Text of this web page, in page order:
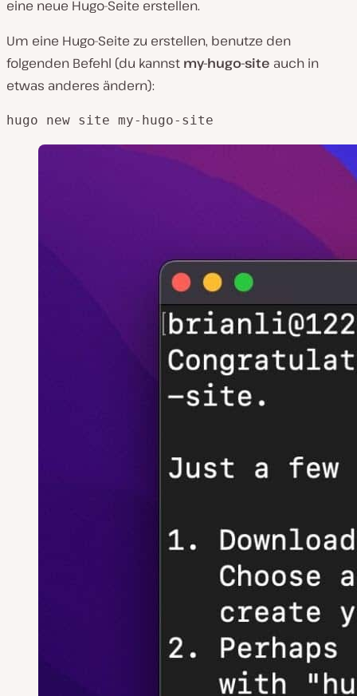
eine neue Hugo-Seite erstellen.
Um eine Hugo-Seite zu erstellen, benutze den
folgenden Befehl (du kannst my-hugo-site auch in
etwas anderes ändern):
hugo new site my-hugo-site